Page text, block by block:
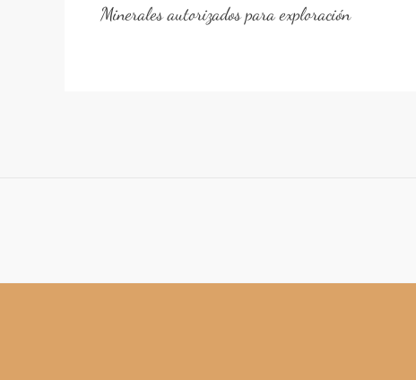
Minerales autorizados para exploración